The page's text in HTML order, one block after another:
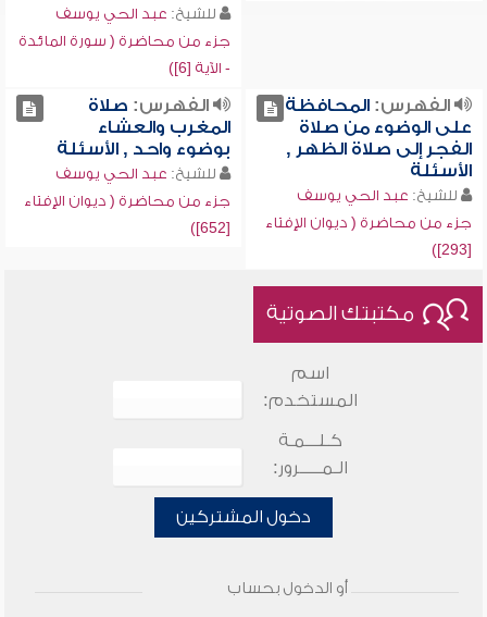
للشيخ: عبد الحي يوسف
جزء من محاضرة ( سورة المائدة
- الآية [6])
الفهرس:المحافظة
على الوضوء من صلاة
الفجر إلى صلاة الظهر ,
الأسئلة
للشيخ: عبد الحي يوسف
جزء من محاضرة ( ديوان الإفتاء
[293])
الفهرس: صلاة
المغرب والعشاء
بوضوء واحد , الأسئلة
للشيخ: عبد الحي يوسف
جزء من محاضرة ( ديوان الإفتاء
[652])
مكتبتك الصوتية
اسم
المستخدم:
كـلـــمـة
الـمـــــرور:
دخول المشتركين
أو الدخول بحساب